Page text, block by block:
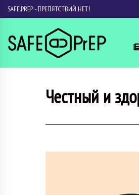
SAFE.PREP - ПРЕПЯТСТВИЙ НЕТ!
Честный и